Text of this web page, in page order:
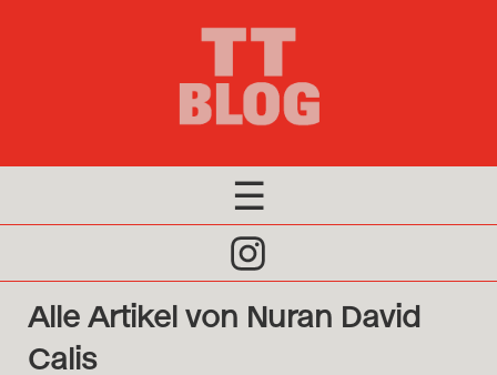
☰
Click
to
Open
Redaktion 2026
Archiv
Alle Artikel von Nuran David
Calis